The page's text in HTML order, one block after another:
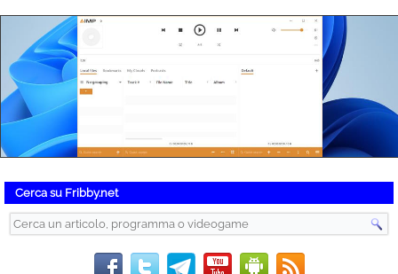
Cerca su Fribby.net